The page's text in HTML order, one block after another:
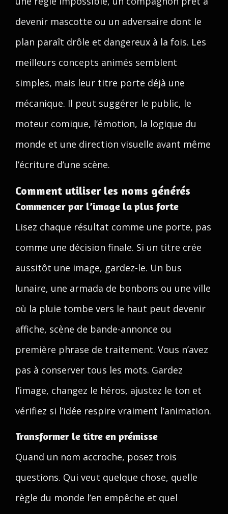
devenir mascotte ou un adversaire dont le
plan paraît drôle et dangereux à la fois. Les
meilleurs concepts animés semblent
simples, mais leur titre porte déjà une
mécanique. Il peut suggérer le public, le
moteur comique, l’émotion, la logique du
monde et une direction visuelle avant même
l’écriture d’une scène.
Comment utiliser les noms générés
Commencer par l’image la plus forte
Lisez chaque résultat comme une porte, pas
comme une décision finale. Si un titre crée
aussitôt une image, gardez-le. Un bus
lunaire, une armada de bonbons ou une ville
où la pluie tombe vers le haut peut devenir
affiche, scène de bande-annonce ou
première phrase de traitement. Vous n’avez
pas à conserver tous les mots. Gardez
l’image, changez le héros, ajustez le ton et
vérifiez si l’idée respire vraiment l’animation.
Transformer le titre en prémisse
Quand un nom accroche, posez trois
questions. Qui veut quelque chose, quelle
règle du monde l’en empêche et quel